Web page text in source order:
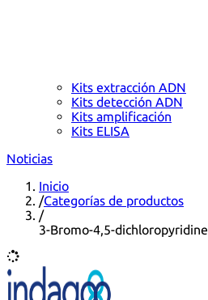
Kits extracción ADN
Kits detección ADN
Kits amplificación
Kits ELISA
Noticias
Inicio
/Categorías de productos
/
3-Bromo-4,5-dichloropyridine